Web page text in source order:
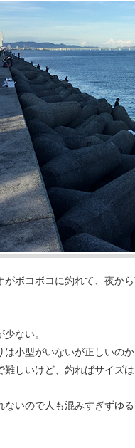
がボコボコに釣れて、夜か
ない。
小型がいないが正しいのか
難しいけど、釣ればサイズ
ないので人も混みすぎずゆ